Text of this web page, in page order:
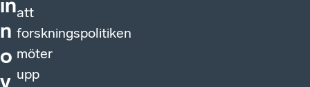
in
n
o
v
att
forskningspolitiken
möter
upp